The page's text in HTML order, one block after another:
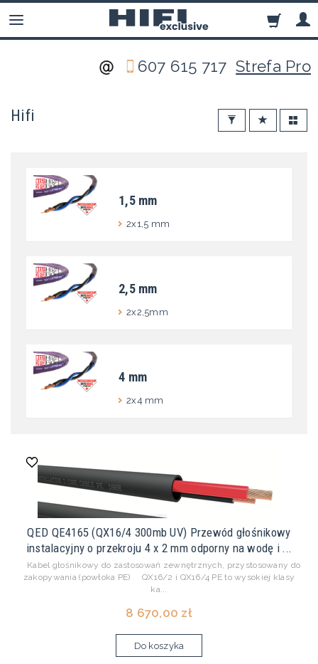
607 615 717Strefa Pro
Hifi
1,5 mm
2x1,5 mm
2,5 mm
2x2,5mm
4 mm
2x4 mm
QED QE4165 (QX16/4 300mb UV) Przewód głośnikowy
instalacyjny o przekroju 4 x 2 mm odporny na wodę i ...
Kabel głośnikowy do zastosowań zewnętrznych, przystosowany do
zakopywania (powłoka PE) QX16/2 i QX16/4 PE to wysokiej klasy
ka...
8 670,00 zł
Do koszyka